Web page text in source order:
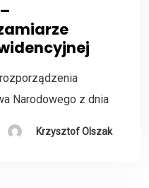
Narodowego z dnia
Krzysztof Olszak